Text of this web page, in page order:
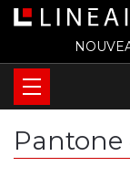
Pantone